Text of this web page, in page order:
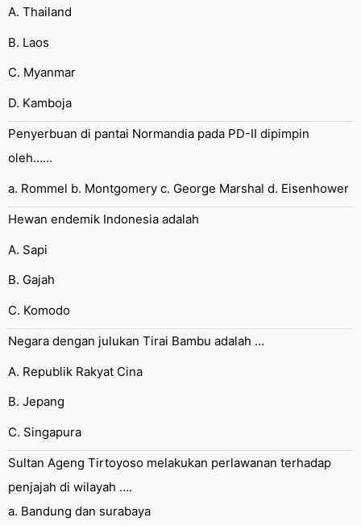
A. Thailand
B. Laos
C. Myanmar
D. Kamboja
Penyerbuan di pantai Normandia pada PD-II dipimpin
oleh……
a. Rommel b. Montgomery c. George Marshal d. Eisenhower
Hewan endemik Indonesia adalah
A. Sapi
B. Gajah
C. Komodo
Negara dengan julukan Tirai Bambu adalah …
A. Republik Rakyat Cina
B. Jepang
C. Singapura
Sultan Ageng Tirtoyoso melakukan perlawanan terhadap
penjajah di wilayah ….
a. Bandung dan surabaya